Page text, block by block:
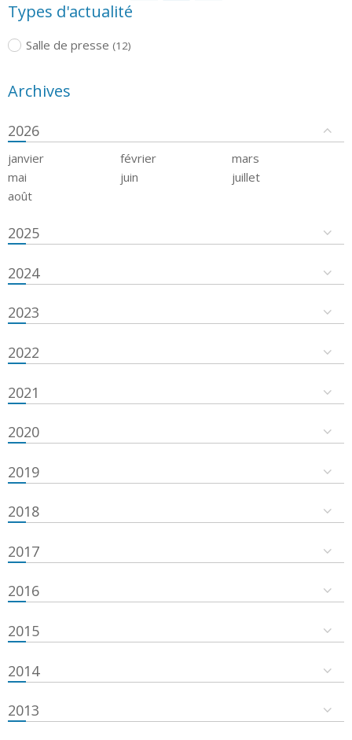
Types d'actualité
Salle de presse (12)
Archives
2026
janvier février
mars
mai
juin
juillet
août
2025
2024
2023
2022
2021
2020
2019
2018
2017
2016
2015
2014
2013